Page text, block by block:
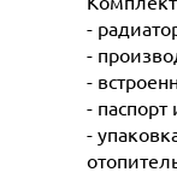
-
-
-
-
-